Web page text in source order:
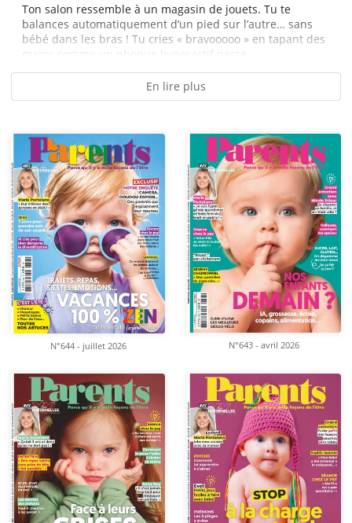
Ton salon ressemble à un magasin de jouets. Tu te
balances automatiquement d’un pied sur l’autre… sans
bébé dans les bras ! Tu cries « bravooooo » en tapant des
mains comme un phoque hyperactif parce...
En lire plus
N°644 - juillet 2026 N°643 - avril 2026